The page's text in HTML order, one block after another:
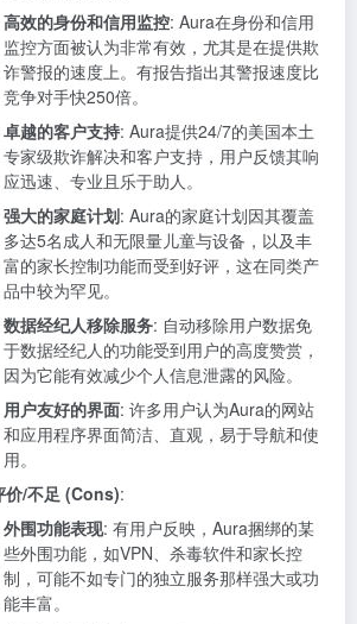
高效的身份和信用监控: Aura在身份和信用
监控方面被认为非常有效，尤其是在提供欺
诈警报的速度上。有报告指出其警报速度比
竞争对手快250倍。
卓越的客户支持: Aura提供24/7的美国本土
专家级欺诈解决和客户支持，用户反馈其响
应迅速、专业且乐于助人。
强大的家庭计划: Aura的家庭计划因其覆盖
多达5名成人和无限量儿童与设备，以及丰
富的家长控制功能而受到好评，这在同类产
品中较为罕见。
数据经纪人移除服务: 自动移除用户数据免
于数据经纪人的功能受到用户的高度赞赏，
因为它能有效减少个人信息泄露的风险。
用户友好的界面: 许多用户认为Aura的网站
和应用程序界面简洁、直观，易于导航和使
用。
价/不足 (Cons):
外围功能表现: 有用户反映，Aura捆绑的某
些外围功能，如VPN、杀毒软件和家长控
制，可能不如专门的独立服务那样强大或功
能丰富。